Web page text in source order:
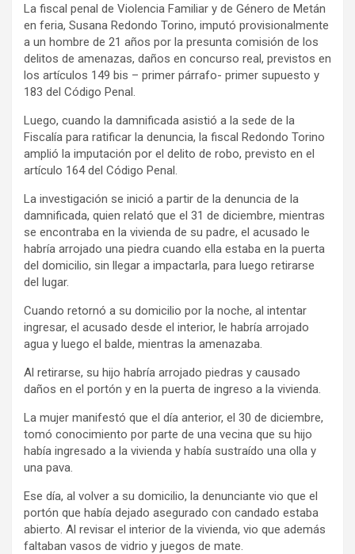
La fiscal penal de Violencia Familiar y de Género de Metán
en feria, Susana Redondo Torino, imputó provisionalmente
a un hombre de 21 años por la presunta comisión de los
delitos de amenazas, daños en concurso real, previstos en
los artículos 149 bis – primer párrafo- primer supuesto y
183 del Código Penal.
Luego, cuando la damnificada asistió a la sede de la
Fiscalía para ratificar la denuncia, la fiscal Redondo Torino
amplió la imputación por el delito de robo, previsto en el
artículo 164 del Código Penal.
La investigación se inició a partir de la denuncia de la
damnificada, quien relató que el 31 de diciembre, mientras
se encontraba en la vivienda de su padre, el acusado le
habría arrojado una piedra cuando ella estaba en la puerta
del domicilio, sin llegar a impactarla, para luego retirarse
del lugar.
Cuando retornó a su domicilio por la noche, al intentar
ingresar, el acusado desde el interior, le habría arrojado
agua y luego el balde, mientras la amenazaba.
Al retirarse, su hijo habría arrojado piedras y causado
daños en el portón y en la puerta de ingreso a la vivienda.
La mujer manifestó que el día anterior, el 30 de diciembre,
tomó conocimiento por parte de una vecina que su hijo
había ingresado a la vivienda y había sustraído una olla y
una pava.
Ese día, al volver a su domicilio, la denunciante vio que el
portón que había dejado asegurado con candado estaba
abierto. Al revisar el interior de la vivienda, vio que además
faltaban vasos de vidrio y juegos de mate.